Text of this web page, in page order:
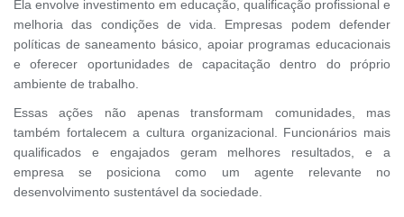
Ela envolve investimento em educação, qualificação profissional e
melhoria das condições de vida. Empresas podem defender
políticas de saneamento básico, apoiar programas educacionais
e oferecer oportunidades de capacitação dentro do próprio
ambiente de trabalho.
Essas ações não apenas transformam comunidades, mas
também fortalecem a cultura organizacional. Funcionários mais
qualificados e engajados geram melhores resultados, e a
empresa se posiciona como um agente relevante no
desenvolvimento sustentável da sociedade.